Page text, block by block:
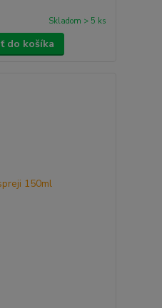
Skladom > 5 ks
do košíka